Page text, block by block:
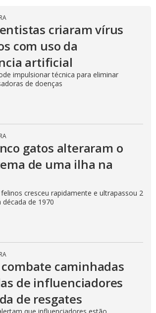
criaram vírus
com uso da
artificial
impulsionar técnica para eliminar
de doenças
gatos alteraram o
de uma ilha na
cresceu rapidamente e ultrapassou 2
de 1970
caminhadas
de influenciadores
de resgates